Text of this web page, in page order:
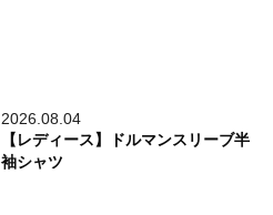
2026.08.04
【レディース】ドルマンスリーブ半
袖シャツ